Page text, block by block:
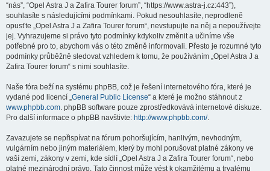
“nás”, “Opel Astra J a Zafira Tourer forum”, “https://www.astra-j.cz:443”),
souhlasíte s následujícími podmínkami. Pokud nesouhlasíte, neprodleně
opusťte „Opel Astra J a Zafira Tourer forum“, nevstupujte na něj a nepoužívejte
jej. Vyhrazujeme si právo tyto podmínky kdykoliv změnit a učiníme vše
potřebné pro to, abychom vás o této změně informovali. Přesto je rozumné tyto
podmínky průběžně sledovat vzhledem k tomu, že používáním „Opel Astra J a
Zafira Tourer forum“ s nimi souhlasíte.
Naše fóra beží na systému phpBB, což je řešení internetového fóra, které je
vydané pod licencí „General Public License“ a které je možno stáhnout z
www.phpbb.com. phpBB software pouze zprostředkovává internetové diskuze.
Pro další informace o phpBB navštivte: http://www.phpbb.com/.
Zavazujete se nepřispívat na fórum pohoršujícím, hanlivým, nevhodným,
vulgárním nebo jiným materiálem, který by mohl porušovat platné zákony ve
vaší zemi, zákony v zemi, kde sídlí „Opel Astra J a Zafira Tourer forum“, nebo
platné mezinárodní právo. Tato činnost může vést k okamžitému a trvalému